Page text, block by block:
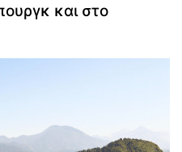
και στο